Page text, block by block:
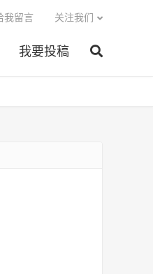
我要投稿
我留言 关注我们